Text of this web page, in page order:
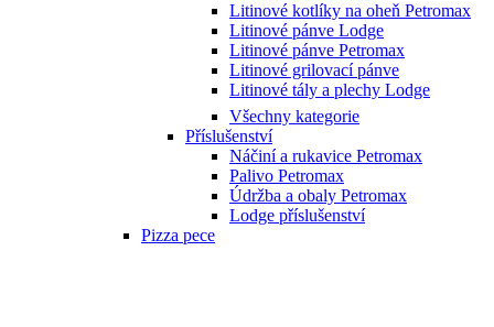
Litinové kotlíky na oheň Petromax
Litinové pánve Lodge
Litinové pánve Petromax
Litinové grilovací pánve
Litinové tály a plechy Lodge
Všechny kategorie
Příslušenství
Náčiní a rukavice Petromax
Palivo Petromax
Údržba a obaly Petromax
Lodge příslušenství
Pizza pece